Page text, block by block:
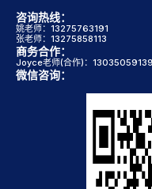
咨询热线：
姚老师：13275763191
张老师：13275858113
商务合作：
Joyce老师(合作)：13035059139
微信咨询：